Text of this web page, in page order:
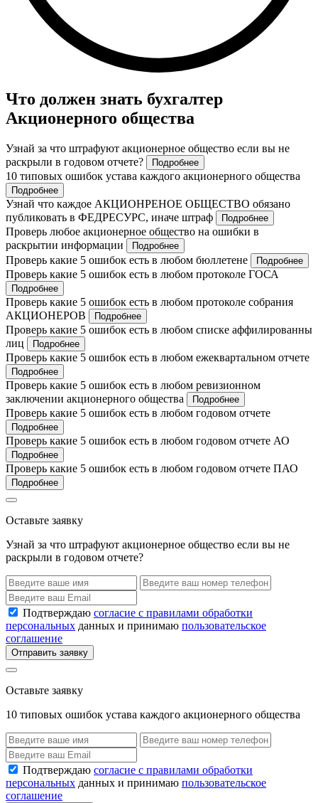
Что должен знать бухгалтер
Акционерного общества
Узнай за что штрафуют акционерное общество если вы не
раскрыли в годовом отчете?
Подробнее
10 типовых ошибок устава каждого акционерного общества
Подробнее
Узнай что каждое АКЦИОНРЕНОЕ ОБЩЕСТВО обязано
публиковать в ФЕДРЕСУРС, иначе штраф
Подробнее
Проверь любое акционерное общество на ошибки в
раскрытии информации
Подробнее
Проверь какие 5 ошибок есть в любом бюллетене Подробнее
Проверь какие 5 ошибок есть в любом протоколе ГОСА
Подробнее
Проверь какие 5 ошибок есть в любом протоколе собрания
АКЦИОНЕРОВ
Подробнее
Проверь какие 5 ошибок есть в любом списке аффилированны
лиц
Подробнее
Проверь какие 5 ошибок есть в любом ежеквартальном отчете
Подробнее
Проверь какие 5 ошибок есть в любом ревизионном
заключении акционерного общества
Подробнее
Проверь какие 5 ошибок есть в любом годовом отчете
Подробнее
Проверь какие 5 ошибок есть в любом годовом отчете АО
Подробнее
Проверь какие 5 ошибок есть в любом годовом отчете ПАО
Подробнее
Оставьте заявку
Узнай за что штрафуют акционерное общество если вы не
раскрыли в годовом отчете?
Подтверждаю согласие с правилами обработки
персональных данных и принимаю пользовательское
соглашение
Отправить заявку
Оставьте заявку
10 типовых ошибок устава каждого акционерного общества
Подтверждаю согласие с правилами обработки
персональных данных и принимаю пользовательское
соглашение